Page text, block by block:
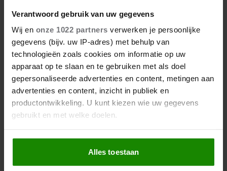
Verantwoord gebruik van uw gegevens
Wij en onze 1022 partners verwerken je persoonlijke
gegevens (bijv. uw IP-adres) met behulp van
technologieën zoals cookies om informatie op uw
apparaat op te slaan en te gebruiken met als doel
gepersonaliseerde advertenties en content, metingen aan
advertenties en content, inzicht in publiek en
productontwikkeling. U kunt kiezen wie uw gegevens
gebruikt en met welke doelen.
Als u het toestaat, willen we ook graag:
Informatie verzamelen over uw geografische
locatie, die tot een paar meter nauwkeurig kan zijn
Alles toestaan